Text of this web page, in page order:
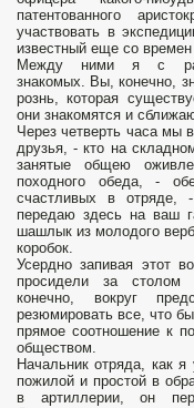
патентованного
участвовать в
известный еще со времен
Между ними я с
знакомых. Вы, конечно,
рознь, которая
они знакомятся и
Через четверть часа мы
друзья, - кто на
занятые общею
походного обеда, -
счастливых в
передаю здесь на ваш
шашлык из молодого
коробок.
Усердно запивая этот
просидели за столом
конечно, вокруг
резюмировать все, что
прямое соотношение к
обществом.
Начальник отряда, как
пожилой и простой в
в артиллерии, он